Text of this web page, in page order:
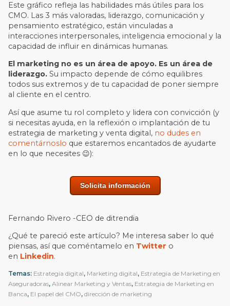
Este gráfico refleja las habilidades más útiles para los
CMO. Las 3 más valoradas, liderazgo, comunicación y
pensamiento estratégico, están vinculadas a
interacciones interpersonales, inteligencia emocional y la
capacidad de influir en dinámicas humanas.
El marketing no es un área de apoyo. Es un área de
liderazgo.Su impacto depende de cómo equilibres
todos sus extremos y de tu capacidad de poner siempre
al cliente en el centro.
Así que asume tu rol completo y lidera con convicción (y
si necesitas ayuda, en la reflexión o implantación de tu
estrategia de marketing y venta digital, no dudes en
comentárnoslo que estaremos encantados de ayudarte
en lo que necesites 😉):
Solicita información
Fernando Rivero -CEO de ditrendia
¿Qué te pareció este artículo? Me interesa saber lo qué
piensas, así que coméntamelo en Twitter o
en Linkedin.
Temas: Estrategia digital, Marketing digital, Estrategia de Marketing en
Aseguradoras,Alinear Marketing y Ventas, Estrategia de Marketing en
Banca, El papel del CMO,dirección de marketing